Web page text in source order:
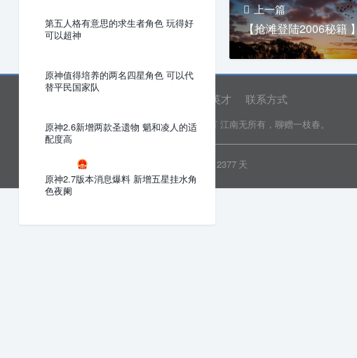
上一篇
第五人格有意思的求生者角色 玩得好
可以超神
原神值得培养的两名四星角色 可以代
替平民国家队
原神2.6新增两款圣遗物 魈和凌人的适
配度高
原神2.7版本消息爆料 新增五星挂水角
色夜阑
诚聘英才 联系方式
Copyright © 2022 乐分享 版权所有 江南无所有，聊赠一枝春。
2377 天